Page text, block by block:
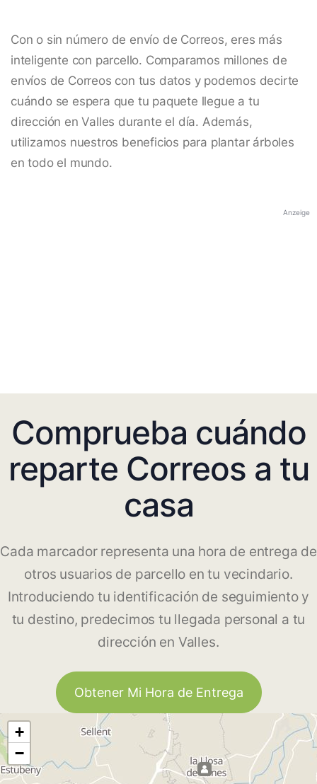
Con o sin número de envío de Correos, eres más
inteligente con parcello. Comparamos millones de
envíos de Correos con tus datos y podemos decirte
cuándo se espera que tu paquete llegue a tu
dirección en Valles durante el día. Además,
utilizamos nuestros beneficios para plantar árboles
en todo el mundo.
Anzeige
Comprueba cuándo
reparte Correos a tu
casa
Cada marcador representa una hora de entrega de
otros usuarios de parcello en tu vecindario.
Introduciendo tu identificación de seguimiento y
tu destino, predecimos tu llegada personal a tu
dirección en Valles.
Obtener Mi Hora de Entrega
+
−